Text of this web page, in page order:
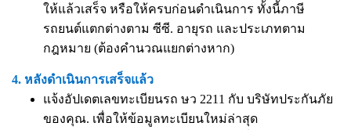
ให้แล้วเสร็จ หรือให้ครบก่อนดำเนินการ ทั้งนี้ภาษี
รถยนต์แตกต่างตาม ซีซี. อายุรถ และประเภทตาม
กฎหมาย (ต้องคำนวณแยกต่างหาก)
4. หลังดำเนินการเสร็จแล้ว
แจ้งอัปเดตเลขทะเบียนรถ ษว 2211 กับ บริษัทประกันภัย
ของคุณ. เพื่อให้ข้อมูลทะเบียนใหม่ล่าสุด